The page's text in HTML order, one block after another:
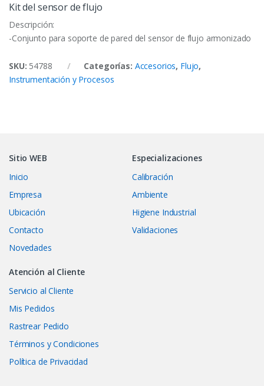
Kit del sensor de flujo
Descripción:
-Conjunto para soporte de pared del sensor de flujo armonizado
SKU: 54788 Categorías: Accesorios, Flujo,
Instrumentación y Procesos
Sitio WEB
Inicio
Empresa
Ubicación
Contacto
Novedades
Especializaciones
Calibración
Ambiente
Higiene Industrial
Validaciones
Atención al Cliente
Servicio al Cliente
Mis Pedidos
Rastrear Pedido
Términos y Condiciones
Política de Privacidad